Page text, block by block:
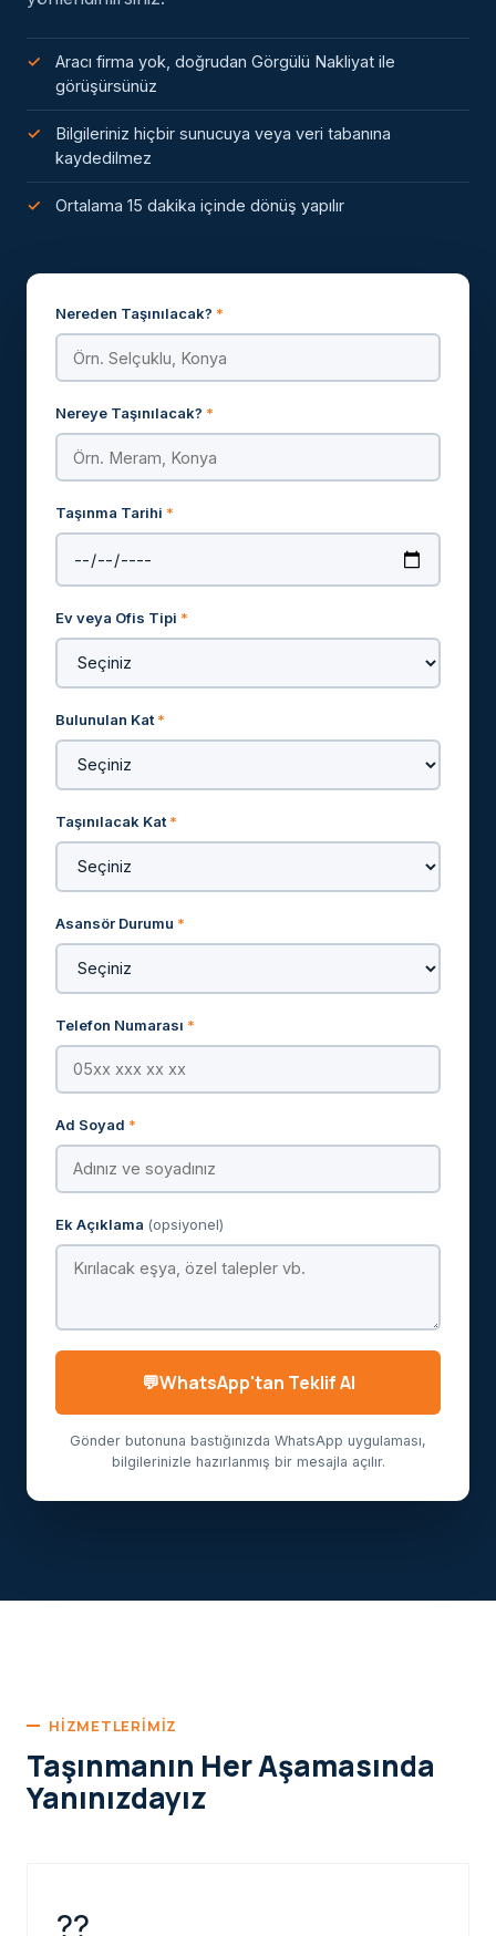
Aracı firma yok, doğrudan Görgülü Nakliyat ile
görüşürsünüz
Bilgileriniz hiçbir sunucuya veya veri tabanına
kaydedilmez
Ortalama 15 dakika içinde dönüş yapılır
Nereden Taşınılacak? *
Nereye Taşınılacak? *
Taşınma Tarihi *
Ev veya Ofis Tipi *
Bulunulan Kat *
Taşınılacak Kat *
Asansör Durumu *
Telefon Numarası *
Ad Soyad *
Ek Açıklama (opsiyonel)
WhatsApp'tan Teklif Al
Gönder butonuna bastığınızda WhatsApp uygulaması,
bilgilerinizle hazırlanmış bir mesajla açılır.
HIZMETLERIMIZ
Taşınmanın Her Aşamasında
Yanınızdayız
??